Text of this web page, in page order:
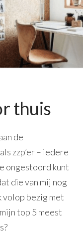
thuis
de
zzp’er – iedere
ongestoord kunt
die van mij nog
volop bezig met
top 5 meest